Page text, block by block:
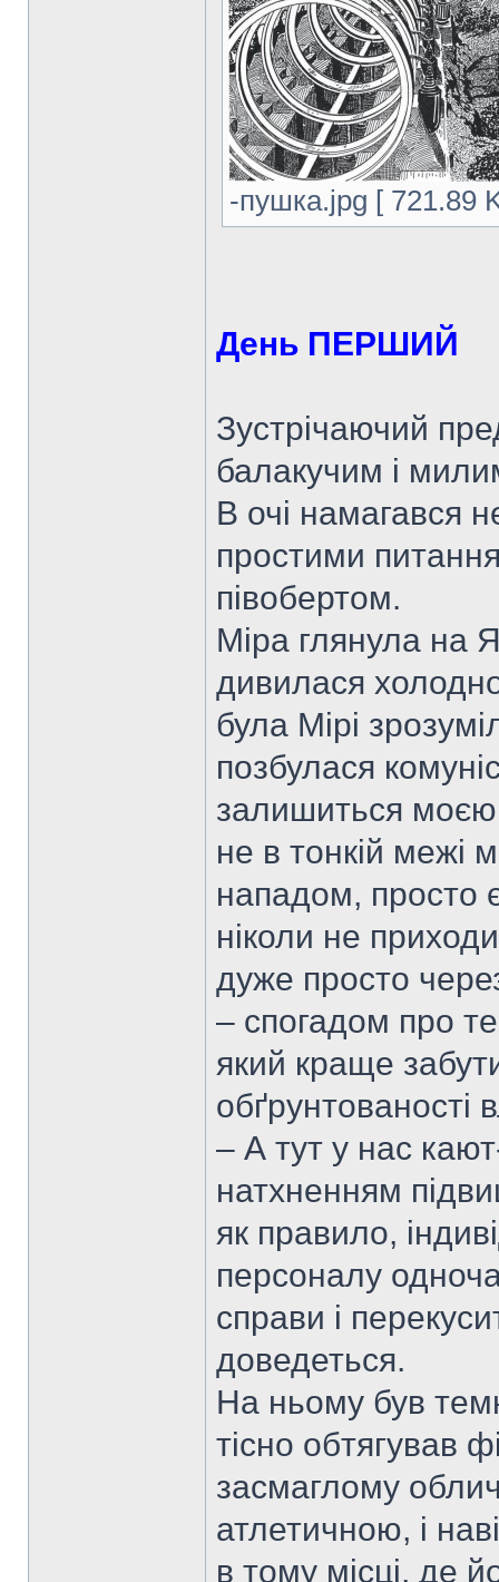
-пушка.jpg [ 721.89
День ПЕРШИЙ
Зустрічаючий
балакучим і
В очі намагався
простими
півобертом.
Міра глянула на
дивилася
була Мірі
позбулася
залишиться
не в тонкій межі
нападом, просто
ніколи не
дуже просто
– спогадом про
який краще
обґрунтованості
– А тут у нас
натхненням
як правило,
персоналу
справи і
доведеться.
На ньому був
тісно обтягував
засмаглому
атлетичною, і
в тому місці, де